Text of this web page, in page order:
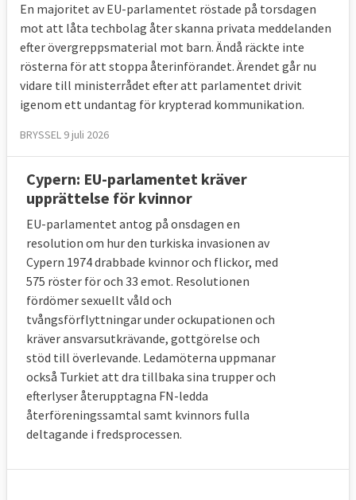
En majoritet av EU-parlamentet röstade på torsdagen
mot att låta techbolag åter skanna privata meddelanden
efter övergreppsmaterial mot barn. Ändå räckte inte
rösterna för att stoppa återinförandet. Ärendet går nu
vidare till ministerrådet efter att parlamentet drivit
igenom ett undantag för krypterad kommunikation.
BRYSSEL 9 juli 2026
Cypern: EU-parlamentet kräver
upprättelse för kvinnor
EU-parlamentet antog på onsdagen en
resolution om hur den turkiska invasionen av
Cypern 1974 drabbade kvinnor och flickor, med
575 röster för och 33 emot. Resolutionen
fördömer sexuellt våld och
tvångsförflyttningar under ockupationen och
kräver ansvarsutkrävande, gottgörelse och
stöd till överlevande. Ledamöterna uppmanar
också Turkiet att dra tillbaka sina trupper och
efterlyser återupptagna FN-ledda
återföreningssamtal samt kvinnors fulla
deltagande i fredsprocessen.